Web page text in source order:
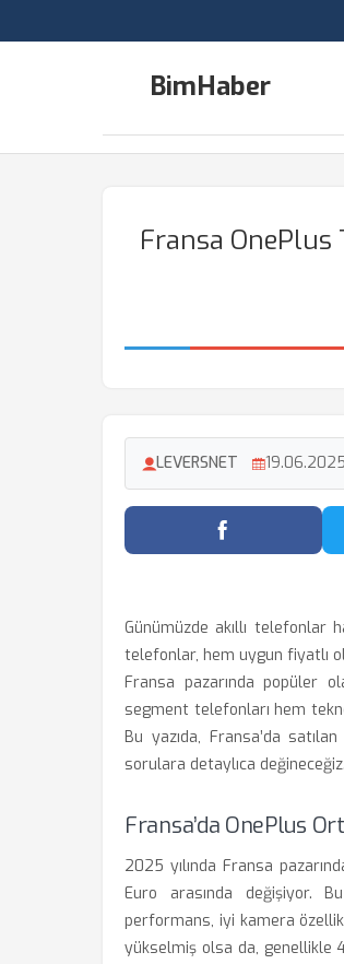
BimHaber
Fransa
LEVERSNET 19.06.2025
Facebook'ta
Günümüzde akıllı telefonlar
telefonlar, hem uygun fiyatlı
Fransa pazarında popüler
segment telefonları hem
Bu yazıda, Fransa’da
sorulara detaylıca değineceğiz.
Fransa’da OnePlus
2025 yılında Fransa
Euro arasında değişiyor.
performans, iyi kamera
yükselmiş olsa da, genellikle